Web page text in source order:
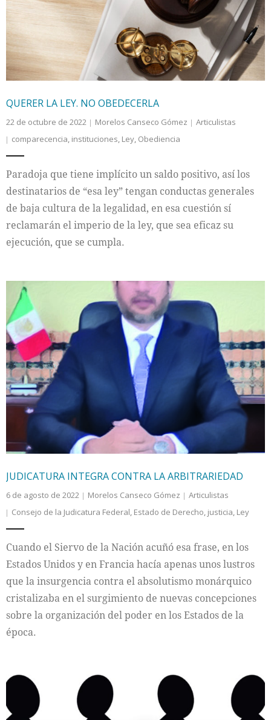
QUERER LA LEY. NO OBEDECERLA
22 de octubre de 2022 Morelos Canseco Gómez
Articulistas
comparecencia, instituciones, Ley, Obediencia
Paradoja que tiene implícito un saldo positivo, así los
destinatarios de “esa ley” tengan conductas generales
de baja cultura de la legalidad, en esa cuestión sí
reclamarán el imperio de la ley, que sea eficaz su
ejecución, que se cumpla.
JUDICATURA INTEGRA CONTRA LA ARBITRARIEDAD
6 de agosto de 2022 Morelos Canseco Gómez
Articulistas
Consejo de la Judicatura Federal, Estado de Derecho, justicia, Ley
Cuando el Siervo de la Nación acuñó esa frase, en los
Estados Unidos y en Francia hacía apenas unos lustros
que la insurgencia contra el absolutismo monárquico
cristalizaba en el surgimiento de nuevas concepciones
sobre la organización del poder en los Estados de la
época.